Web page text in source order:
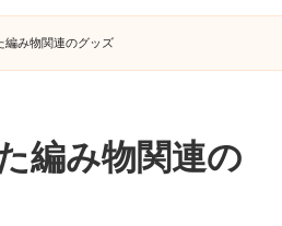
編み物関連のグッズ
編み物関連の